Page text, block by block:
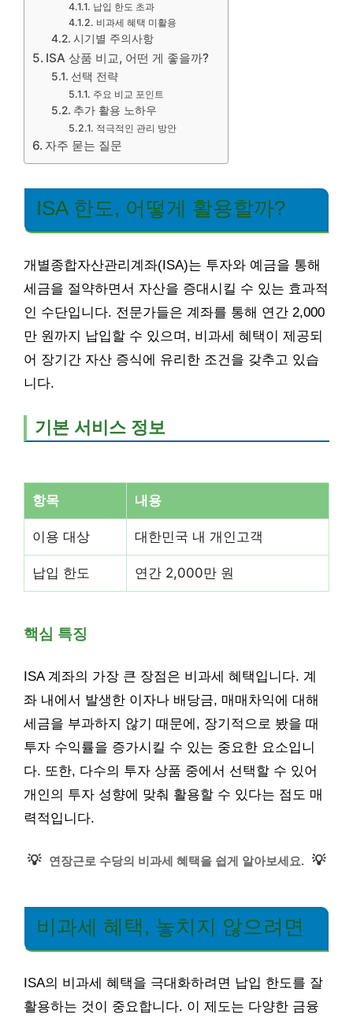
납입 한도 초과
비과세 혜택 미활용
시기별 주의사항
ISA 상품 비교, 어떤 게 좋을까?
선택 전략
주요 비교 포인트
추가 활용 노하우
적극적인 관리 방안
자주 묻는 질문
ISA 한도, 어떻게 활용할까?
개별종합자산관리계좌(ISA)는 투자와 예금을 통해
세금을 절약하면서 자산을 증대시킬 수 있는 효과적
인 수단입니다. 전문가들은 계좌를 통해 연간 2,000
만 원까지 납입할 수 있으며, 비과세 혜택이 제공되
어 장기간 자산 증식에 유리한 조건을 갖추고 있습
니다.
기본 서비스 정보
항목 내용
이용 대상 대한민국 내 개인고객
납입 한도 연간 2,000만 원
핵심 특징
ISA 계좌의 가장 큰 장점은 비과세 혜택입니다. 계
좌 내에서 발생한 이자나 배당금, 매매차익에 대해
세금을 부과하지 않기 때문에, 장기적으로 봤을 때
투자 수익률을 증가시킬 수 있는 중요한 요소입니
다. 또한, 다수의 투자 상품 중에서 선택할 수 있어
개인의 투자 성향에 맞춰 활용할 수 있다는 점도 매
력적입니다.
💡 연장근로 수당의 비과세 혜택을 쉽게 알아보세요. 💡
비과세 혜택, 놓치지 않으려면
ISA의 비과세 혜택을 극대화하려면 납입 한도를 잘
활용하는 것이 중요합니다. 이 제도는 다양한 금융